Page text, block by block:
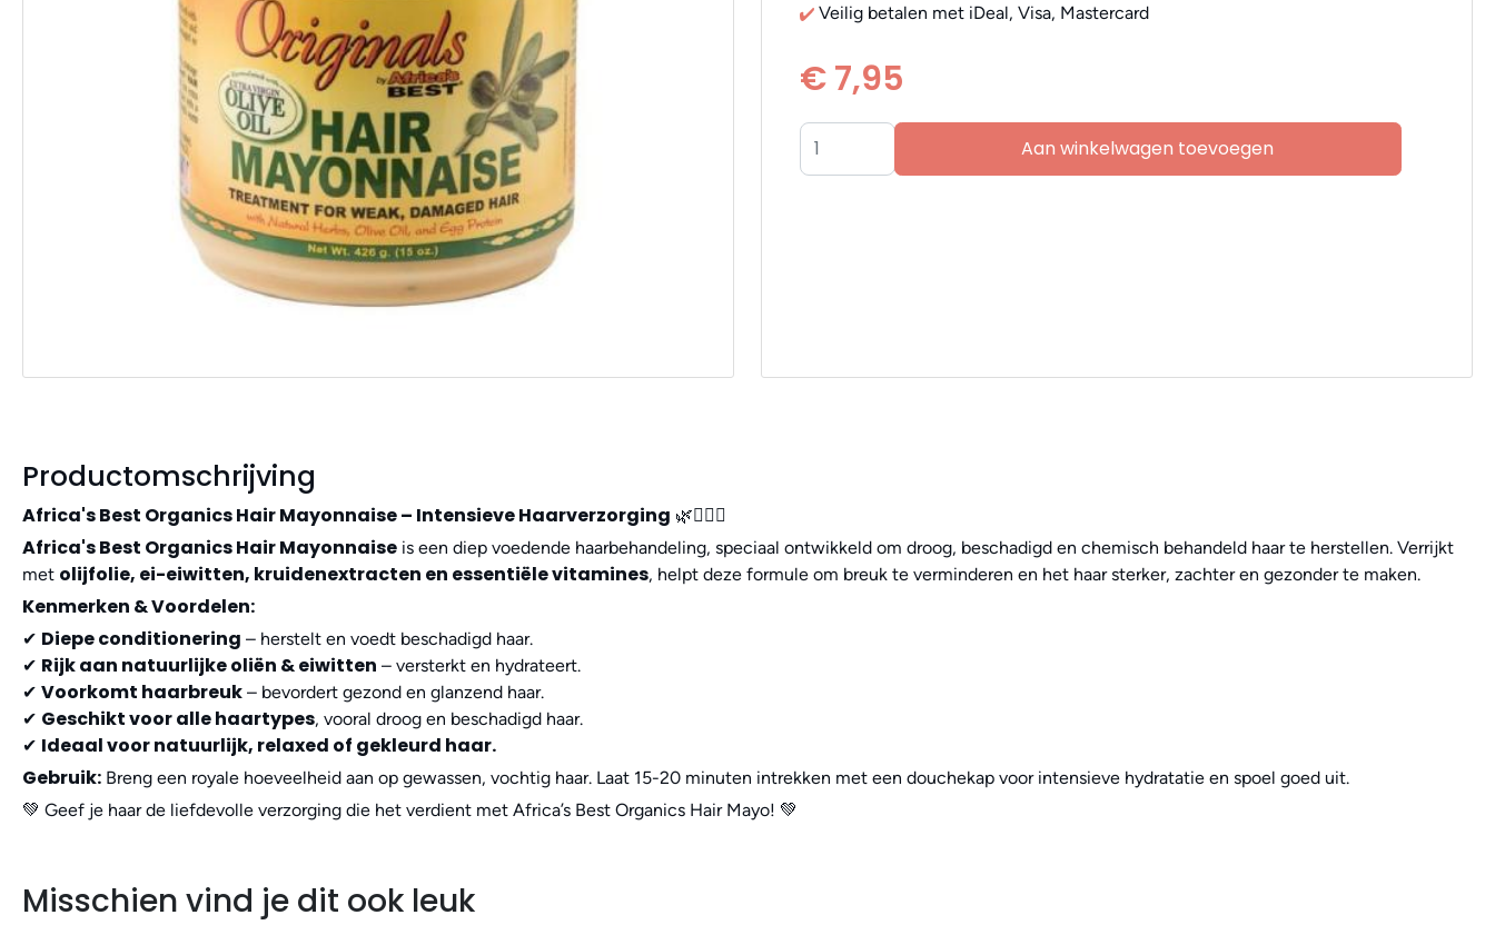
Veilig betalen met iDeal, Visa, Mastercard
€ 7,95
Aan winkelwagen toevoegen
Productomschrijving
Africa's Best Organics Hair Mayonnaise – Intensieve Haarverzorging 🌿💆🏽‍♀️
Africa's Best Organics Hair Mayonnaise is een diep voedende haarbehandeling, speciaal ontwikkeld om droog, beschadigd en chemisch behandeld haar te herstellen. Verrijkt
met olijfolie, ei-eiwitten, kruidenextracten en essentiële vitamines, helpt deze formule om breuk te verminderen en het haar sterker, zachter en gezonder te maken.
Kenmerken & Voordelen:
✔ Diepe conditionering – herstelt en voedt beschadigd haar.
✔ Rijk aan natuurlijke oliën & eiwitten – versterkt en hydrateert.
✔ Voorkomt haarbreuk – bevordert gezond en glanzend haar.
✔ Geschikt voor alle haartypes, vooral droog en beschadigd haar.
✔ Ideaal voor natuurlijk, relaxed of gekleurd haar.
Gebruik: Breng een royale hoeveelheid aan op gewassen, vochtig haar. Laat 15-20 minuten intrekken met een douchekap voor intensieve hydratatie en spoel goed uit.
💚 Geef je haar de liefdevolle verzorging die het verdient met Africa’s Best Organics Hair Mayo! 💚
Misschien vind je dit ook leuk